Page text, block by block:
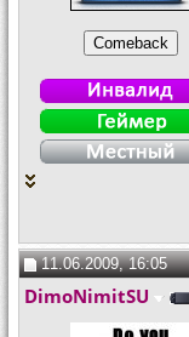
11.06.2009, 16:05
DimoNimitSU